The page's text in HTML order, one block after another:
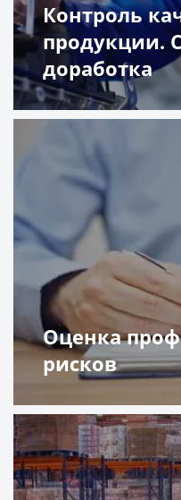
Контроль
продукции.
доработка
Оценка
рисков
Подробнее